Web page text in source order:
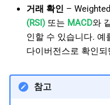
거래 확인 –
(RSI)또는 MACD와
인할 수 있습니다. 예
다이버전스로 확인
참고